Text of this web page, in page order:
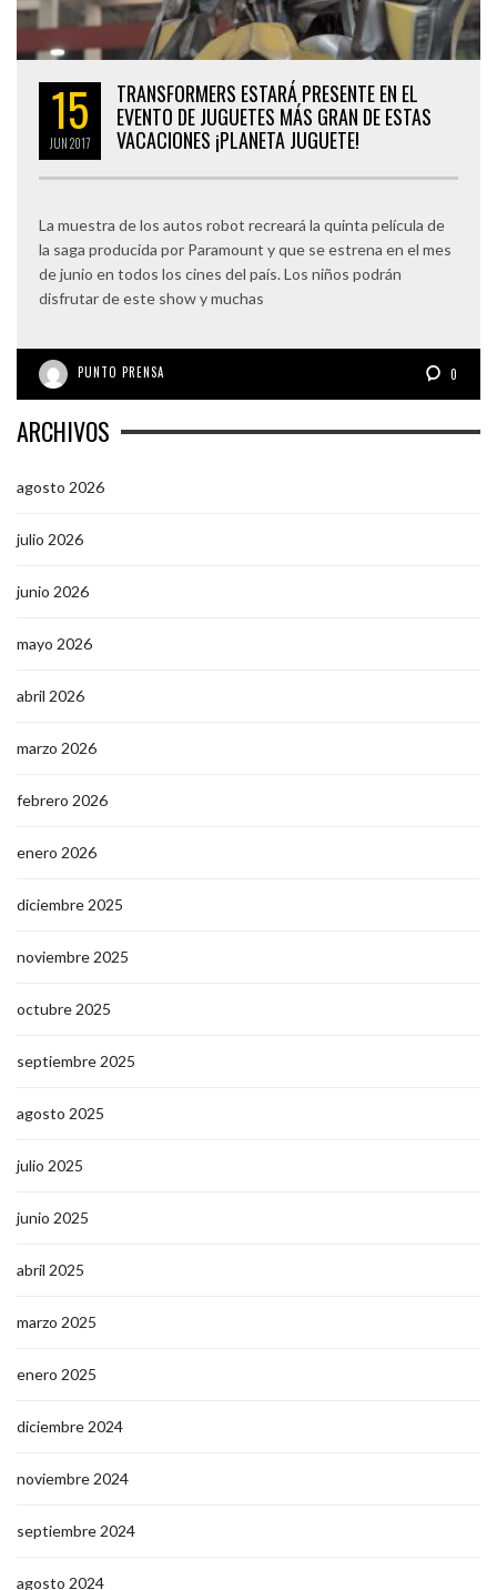
15
JUN2017
TRANSFORMERS ESTARÁ PRESENTE EN EL
EVENTO DE JUGUETES MÁS GRAN DE ESTAS
VACACIONES ¡PLANETA JUGUETE!
La muestra de los autos robot recreará la quinta película de
la saga producida por Paramount y que se estrena en el mes
de junio en todos los cines del país. Los niños podrán
disfrutar de este show y muchas
PUNTO PRENSA 0
ARCHIVOS
agosto 2026
julio 2026
junio 2026
mayo 2026
abril 2026
marzo 2026
febrero 2026
enero 2026
diciembre 2025
noviembre 2025
octubre 2025
septiembre 2025
agosto 2025
julio 2025
junio 2025
abril 2025
marzo 2025
enero 2025
diciembre 2024
noviembre 2024
septiembre 2024
agosto 2024